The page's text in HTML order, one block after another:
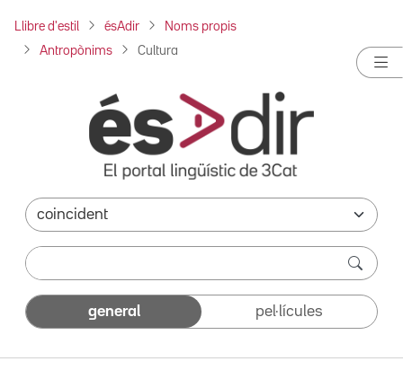
Llibre d'estil ésAdir Noms propis
Antropònims Cultura
general pel·lícules